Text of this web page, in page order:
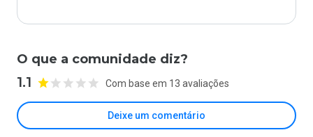
O que a comunidade diz?
1.1 Com base em 13 avaliações
Deixe um comentário